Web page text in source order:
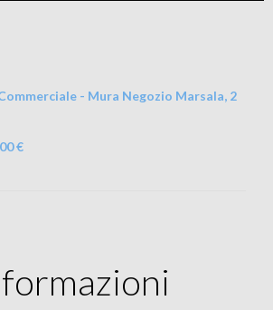
- Mura Negozio Marsala, 2
€